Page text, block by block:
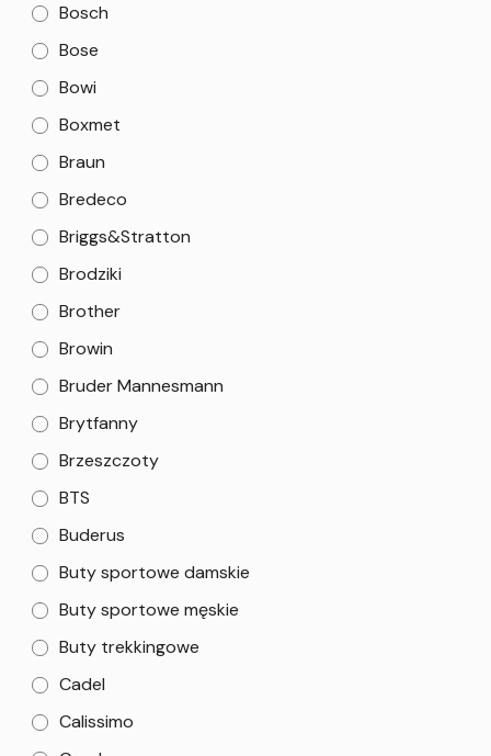
Bosch
Bose
Bowi
Boxmet
Braun
Bredeco
Briggs&Stratton
Brodziki
Brother
Browin
Bruder Mannesmann
Brytfanny
Brzeszczoty
BTS
Buderus
Buty sportowe damskie
Buty sportowe męskie
Buty trekkingowe
Cadel
Calissimo